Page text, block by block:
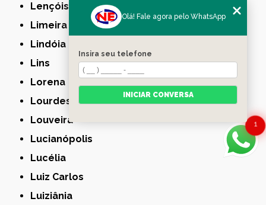
Lençóis Paulista
Limeira
Lindóia
Lins
Lorena
Lourdes
Louveira
Lucianópolis
Lucélia
Luiz Carlos
Luiziânia
1
Olá! Fale agora pelo WhatsApp
Insira seu telefone
INICIAR CONVERSA